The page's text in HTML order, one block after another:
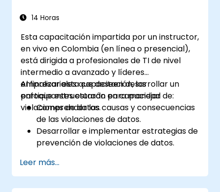
documentación y respuesta ante las SAI.
14 Horas
Esta capacitación impartida por un instructor,
en vivo en Colombia (en línea o presencial),
está dirigida a profesionales de TI de nivel
intermedio a avanzado y líderes
empresariales que deseen desarrollar un
enfoque estructurado para manejar
violaciones de datos.
Al finalizar esta capacitación, los
participantes estarán en capacidad de:
Comprender las causas y consecuencias
de las violaciones de datos.
Desarrollar e implementar estrategias de
prevención de violaciones de datos.
incidentes para contener y mitigar las
violaciones.
Realizar investigaciones forenses y
Leer más...